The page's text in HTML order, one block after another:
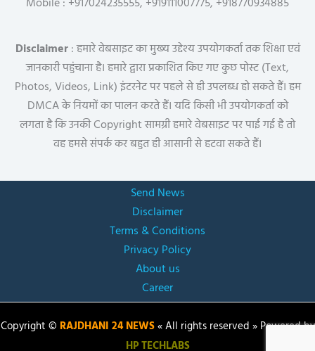
Disclaimer: हमारे वेबसाइट का मुख्य उद्देश्य उपयोगकर्ता तक शिक्षा एवं
जानकारी पहुंचाना है। हमारे द्वारा प्रकाशित किए गए कुछ पोस्ट (Text,
Photos, Videos, Link) इंटरनेट पर पहले से ही उपलब्ध हो सकते हैं। हम
DMCA के नियमों का पालन करते हैं। यदि किसी भी उपयोगकर्ता को
लगता है कि उनकी Copyright सामग्री हमारे वेबसाइट पर पाई गई है तो
वह हमसे संपर्क कर बहुत ही आसानी से हटवा सकते हैं।
Send News
Disclaimer
Terms & Conditions
Privacy Policy
About us
Career
Copyright © RAJDHANI 24 NEWS« All rights reserved » Powered by
HP TECHLABS